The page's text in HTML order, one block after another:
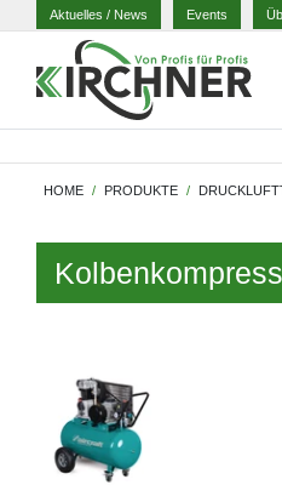
Aktuelles / News Events
HOME PRODUKTE